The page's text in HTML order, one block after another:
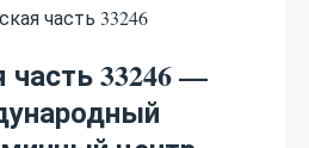
часть 33246 —